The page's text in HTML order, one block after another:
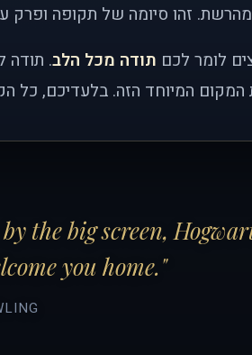
זהו סיומה של תקופה ופרק
לומר לכם תודה מכל הלב. תודה
המקום המיוחד הזה. בלעדיכם, כל
the big screen,
you home."